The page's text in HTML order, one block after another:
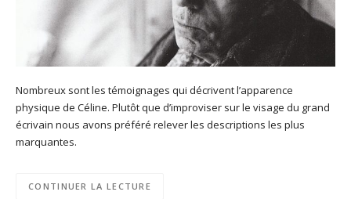
Nombreux sont les témoignages qui décrivent l’apparence
physique de Céline. Plutôt que d’improviser sur le visage du grand
écrivain nous avons préféré relever les descriptions les plus
marquantes.
CONTINUER LA LECTURE